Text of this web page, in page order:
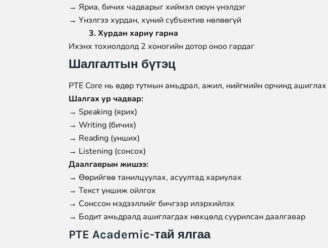
→ Яриа, бичих чадварыг хиймэл оюун үнэлдэг
→ Үнэлгээ хурдан, хүний субъектив нөлөөгүй
3. Хурдан хариу гарна
Ихэнх тохиолдолд 2 хоногийн дотор оноо гардаг
Шалгалтын бүтэц
PTE Core нь өдөр тутмын амьдрал, ажил, нийгмийн орчинд
Шалгах ур чадвар:
→ Speaking (ярих)
→ Writing (бичих)
→ Reading (унших)
→ Listening (сонсох)
Даалгаврын жишээ:
→ Өөрийгөө танилцуулах, асуултад хариулах
→ Текст уншиж ойлгох
→ Сонссон мэдээллийг бичгээр илэрхийлэх
→ Бодит амьдралд ашиглагдах нөхцөлд суурилсан даалгавар
PTE Academic-тай ялгаа